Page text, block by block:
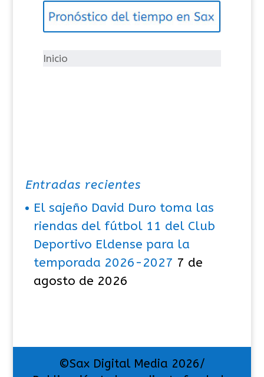
g
íInicio
Entradas recientes
El sajeño David Duro toma las
riendas del fútbol 11 del Club
Deportivo Eldense para la
temporada 2026-2027 7 de
agosto de 2026
©Sax Digital Media 2026/